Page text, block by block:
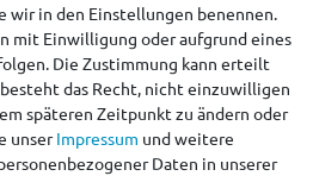
wir in den Einstellungen benennen.
mit Einwilligung oder aufgrund eines
Die Zustimmung kann erteilt
das Recht, nicht einzuwilligen
späteren Zeitpunkt zu ändern oder
unserImpressum und weitere
Daten in unserer